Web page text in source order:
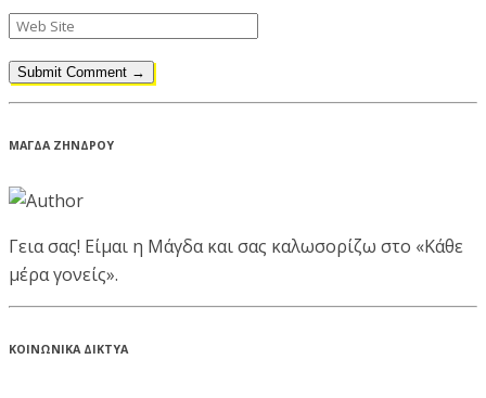
ΜΑΓΔΑ ΖΗΝΔΡΟΥ
Γεια σας! Είμαι η Μάγδα και σας καλωσορίζω στο «Κάθε
μέρα γονείς».
ΚΟΙΝΩΝΙΚΑ ΔΙΚΤΥΑ